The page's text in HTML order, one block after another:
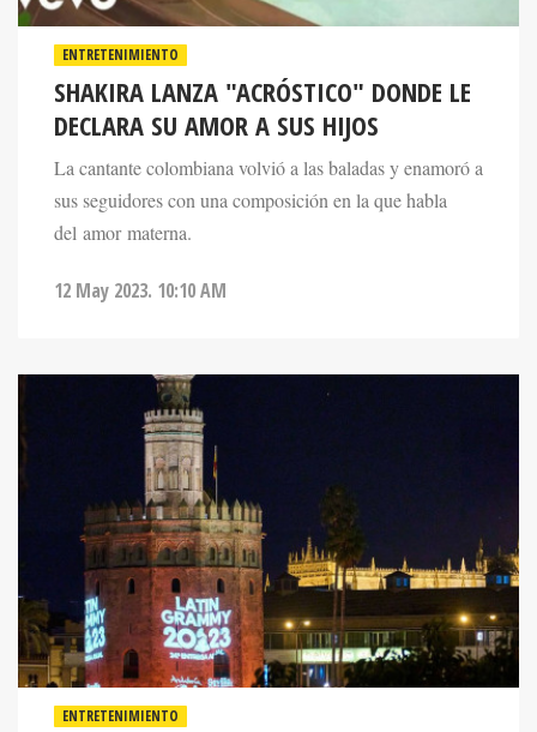
ENTRETENIMIENTO
SHAKIRA LANZA "ACRÓSTICO" DONDE LE
DECLARA SU AMOR A SUS HIJOS
La cantante colombiana volvió a las baladas y enamoró a
sus seguidores con una composición en la que habla
del amor materna.
12 May 2023. 10:10 AM
ENTRETENIMIENTO